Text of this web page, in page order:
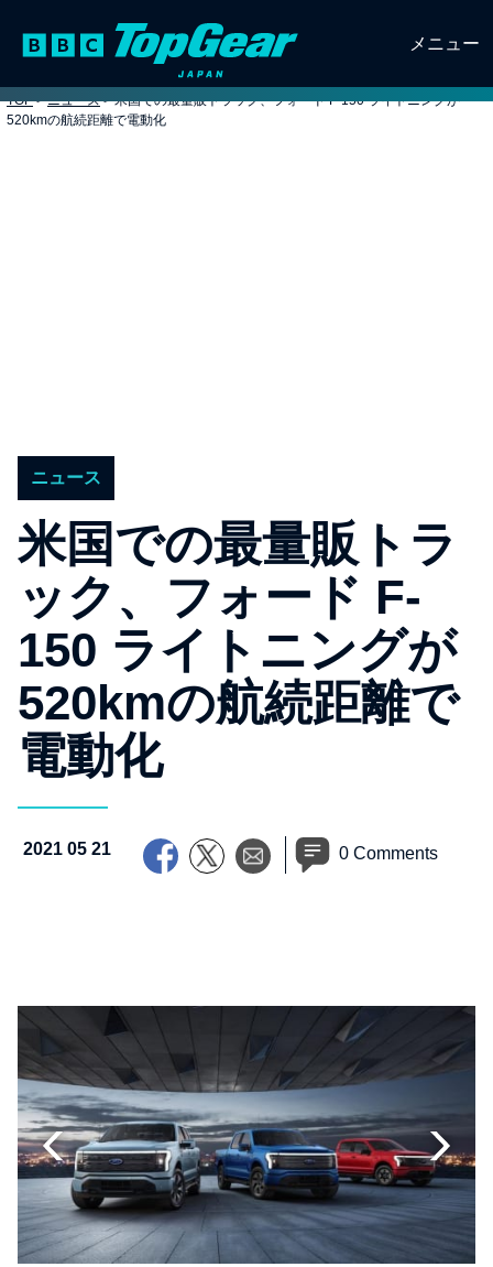
メニュー
TOP > ニュース > 米国での最量販トラック、フォード F-150 ライトニングが
520kmの航続距離で電動化
ニュース
米国での最量販トラ
ック、フォード F-
150 ライトニングが
520kmの航続距離で
電動化
2021 05 21 0 Comments